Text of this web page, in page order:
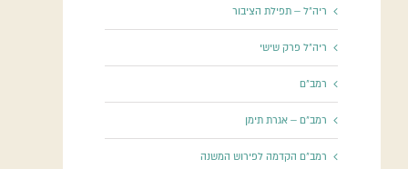
ריה"ל – תפילת הציבור
ריה"ל פרק שישי
רמב"ם
רמב"ם – אגרת תימן
רמב"ם הקדמה לפירוש המשנה